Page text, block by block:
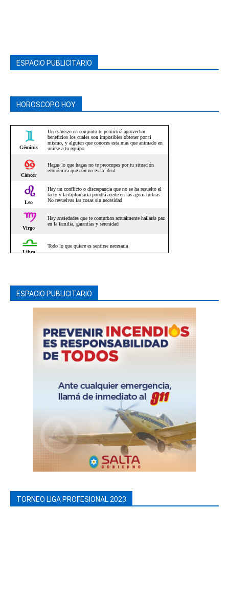
ESPACIO PUBLICITARIO
HOROSCOPO HOY
ESPACIO PUBLICITARIO
TORNEO LIGA PROFESIONAL 2023